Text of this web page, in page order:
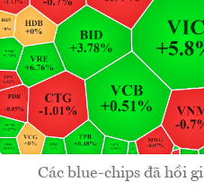
Các blue-chips đã hồi